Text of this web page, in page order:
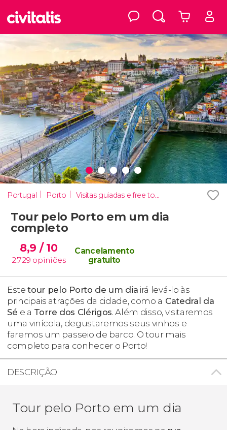
Portugal Porto Visitas guiadas e free tours
Tour pelo Porto em um dia
completo
8,9 / 10
2.729 opiniões
Cancelamento
gratuito
Estetour pelo Porto de um dia irá levá-lo às
principais atrações da cidade, como a Catedral da
Sé e a Torre dos Clérigos. Além disso, visitaremos
uma vinícola, degustaremos seus vinhos e
faremos um passeio de barco. O tour mais
completo para conhecer o Porto!
DESCRIÇÃO
Tour pelo Porto em um dia